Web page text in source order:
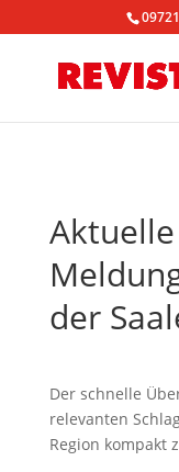
der
Der schnelle
relevanten
Region kompakt